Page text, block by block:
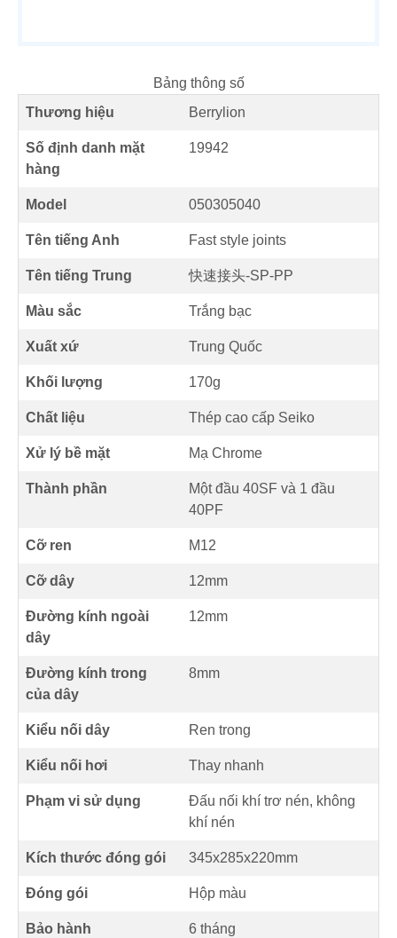
Bảng thông số
Thương hiệu
Berrylion
Số định danh mặt
hàng
19942
Model 050305040
Tên tiếng Anh Fast style joints
Tên tiếng Trung 快速接头-SP-PP
Màu sắc Trắng bạc
Xuất xứ Trung Quốc
Khối lượng 170g
Chất liệu Thép cao cấp Seiko
Xử lý bề mặt Mạ Chrome
Thành phần
Một đầu 40SF và 1 đầu
40PF
Cỡ ren M12
Cỡ dây 12mm
Đường kính ngoài
dây
12mm
Đường kính trong
của dây
8mm
Kiểu nối dây Ren trong
Kiểu nối hơi Thay nhanh
Phạm vi sử dụng
Đấu nối khí trơ nén, không
khí nén
Kích thước đóng gói 345x285x220mm
Đóng gói Hộp màu
Bảo hành 6 tháng